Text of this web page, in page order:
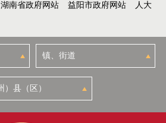
湖南省政府网站 益阳市政府网站
人大